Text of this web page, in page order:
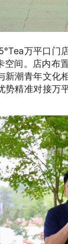
万平口门
间。店内布
新潮青年文化
势精准对接万